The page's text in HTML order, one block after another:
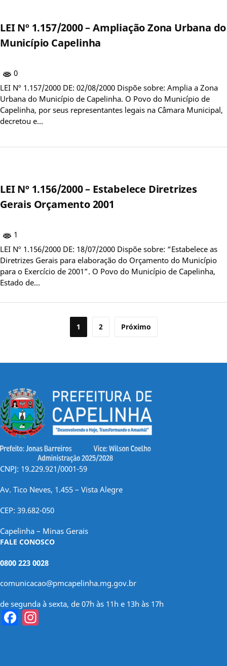
LEI Nº 1.157/2000 – Ampliação Zona Urbana do
Município Capelinha
0
LEI Nº 1.157/2000 DE: 02/08/2000 Dispõe sobre: Amplia a Zona
Urbana do Município de Capelinha. O Povo do Município de
Capelinha, por seus representantes legais na Câmara Municipal,
decretou e…
LEI Nº 1.156/2000 – Estabelece Diretrizes
Gerais Orçamento 2001
1
LEI Nº 1.156/2000 DE: 18/07/2000 Dispõe sobre: “Estabelece as
Diretrizes Gerais para elaboração do Orçamento do Município
para o Exercício de 2001”. O Povo do Município de Capelinha,
Estado de…
Paginação
posts
1 2 Próximo
CNPJ: 19.229.921/0001-59
Av. Tico Neves, 1.455 – Vista Alegre
CEP: 39.682-050
Capelinha – Minas Gerais
FALE CONOSCO
0800 223 0028
comunicacao@pmcapelinha.mg.gov.br
de segunda à sexta, de 07h às 11h e 13h às 17h
Facebook